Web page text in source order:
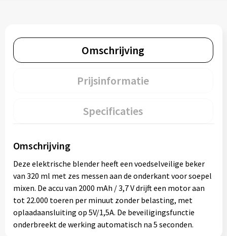
Omschrijving
Prijsinformatie
Specificaties
Omschrijving
Deze elektrische blender heeft een voedselveilige beker
van 320 ml met zes messen aan de onderkant voor soepel
mixen. De accu van 2000 mAh / 3,7 V drijft een motor aan
tot 22.000 toeren per minuut zonder belasting, met
oplaadaansluiting op 5V/1,5A. De beveiligingsfunctie
onderbreekt de werking automatisch na 5 seconden.